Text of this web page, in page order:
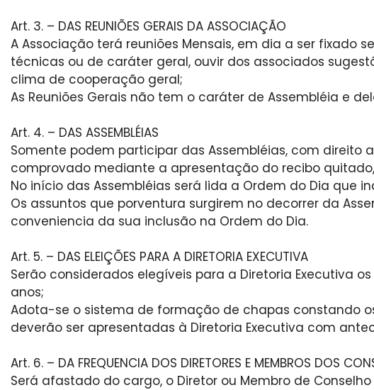
Art. 3. – DAS REUNIÕES GERAIS DA ASSOCIAÇÃO
A Associação terá reuniões Mensais, em dia a ser fixado
técnicas ou de caráter geral, ouvir dos associados
clima de cooperação geral;
As Reuniões Gerais não tem o caráter de Assembléia e
Art. 4. – DAS ASSEMBLÉIAS
Somente podem participar das Assembléias, com direito
comprovado mediante a apresentação do recibo
No início das Assembléias será lida a Ordem do Dia que
Os assuntos que porventura surgirem no decorrer da
conveniencia da sua inclusão na Ordem do Dia.
Art. 5. – DAS ELEIÇÕES PARA A DIRETORIA EXECUTIVA
Serão considerados elegíveis para a Diretoria Executiva
anos;
Adota-se o sistema de formação de chapas constando
deverão ser apresentadas à Diretoria Executiva com
Art. 6. – DA FREQUENCIA DOS DIRETORES E MEMBROS DOS
Será afastado do cargo, o Diretor ou Membro de